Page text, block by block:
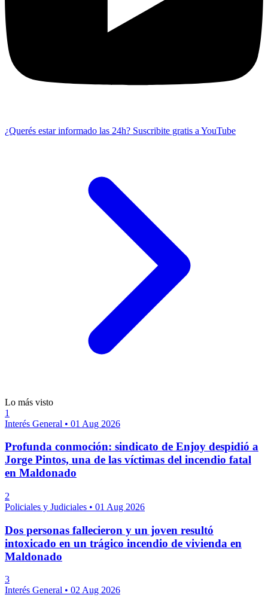
¿Querés estar informado las 24h? Suscribite gratis a YouTube
Lo más visto
1
Interés General • 01 Aug 2026
Profunda conmoción: sindicato de Enjoy despidió a
Jorge Pintos, una de las víctimas del incendio fatal
en Maldonado
2
Policiales y Judiciales • 01 Aug 2026
Dos personas fallecieron y un joven resultó
intoxicado en un trágico incendio de vivienda en
Maldonado
3
Interés General • 02 Aug 2026